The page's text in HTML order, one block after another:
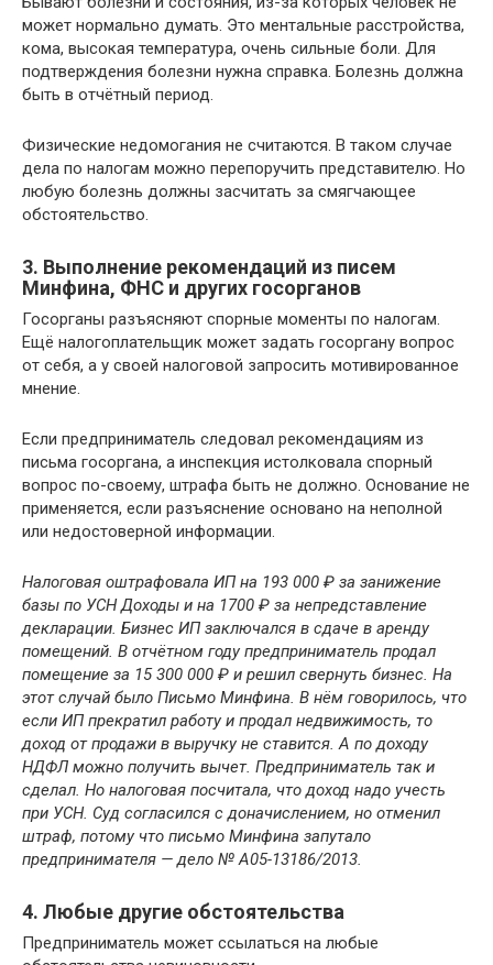
может нормально думать. Это ментальные расстройства,
кома, высокая температура, очень сильные боли. Для
подтверждения болезни нужна справка. Болезнь должна
быть в отчётный период.
Физические недомогания не считаются. В таком случае
дела по налогам можно перепоручить представителю. Но
любую болезнь должны засчитать за смягчающее
обстоятельство.
3. Выполнение рекомендаций из писем
Минфина, ФНС и других госорганов
Госорганы разъясняют спорные моменты по налогам.
Ещё налогоплательщик может задать госоргану вопрос
от себя, а у своей налоговой запросить мотивированное
мнение.
Если предприниматель следовал рекомендациям из
письма госоргана, а инспекция истолковала спорный
вопрос по-своему, штрафа быть не должно. Основание не
применяется, если разъяснение основано на неполной
или недостоверной информации.
Налоговая оштрафовала ИП на 193 000 ₽ за занижение
базы по УСН Доходы и на 1700 ₽ за непредставление
декларации. Бизнес ИП заключался в сдаче в аренду
помещений. В отчётном году предприниматель продал
помещение за 15 300 000 ₽ и решил свернуть бизнес. На
этот случай было Письмо Минфина. В нём говорилось, что
если ИП прекратил работу и продал недвижимость, то
доход от продажи в выручку не ставится. А по доходу
НДФЛ можно получить вычет. Предприниматель так и
сделал. Но налоговая посчитала, что доход надо учесть
при УСН. Суд согласился с доначислением, но отменил
штраф, потому что письмо Минфина запутало
предпринимателя — дело № А05-13186/2013.
4. Любые другие обстоятельства
Предприниматель может ссылаться на любые